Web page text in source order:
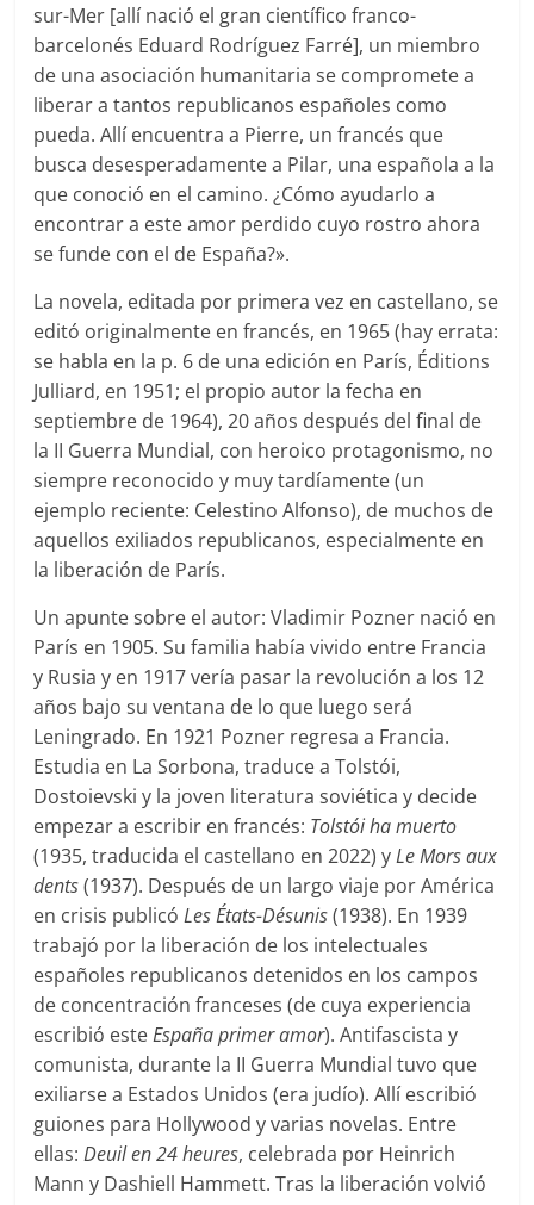
sur-Mer [allí nació el gran científico franco-
barcelonés Eduard Rodríguez Farré], un miembro
de una asociación humanitaria se compromete a
liberar a tantos republicanos españoles como
pueda. Allí encuentra a Pierre, un francés que
busca desesperadamente a Pilar, una española a la
que conoció en el camino. ¿Cómo ayudarlo a
encontrar a este amor perdido cuyo rostro ahora
se funde con el de España?».
La novela, editada por primera vez en castellano, se
editó originalmente en francés, en 1965 (hay errata:
se habla en la p. 6 de una edición en París, Éditions
Julliard, en 1951; el propio autor la fecha en
septiembre de 1964), 20 años después del final de
la II Guerra Mundial, con heroico protagonismo, no
siempre reconocido y muy tardíamente (un
ejemplo reciente: Celestino Alfonso), de muchos de
aquellos exiliados republicanos, especialmente en
la liberación de París.
Un apunte sobre el autor: Vladimir Pozner nació en
París en 1905. Su familia había vivido entre Francia
y Rusia y en 1917 vería pasar la revolución a los 12
años bajo su ventana de lo que luego será
Leningrado. En 1921 Pozner regresa a Francia.
Estudia en La Sorbona, traduce a Tolstói,
Dostoievski y la joven literatura soviética y decide
empezar a escribir en francés: Tolstói ha muerto
(1935, traducida el castellano en 2022) yLe Mors aux
dents(1937). Después de un largo viaje por América
en crisis publicóLes États-Désunis(1938). En 1939
trabajó por la liberación de los intelectuales
españoles republicanos detenidos en los campos
de concentración franceses (de cuya experiencia
escribió esteEspaña primer amor). Antifascista y
comunista, durante la II Guerra Mundial tuvo que
exiliarse a Estados Unidos (era judío). Allí escribió
guiones para Hollywood y varias novelas. Entre
ellas:Deuil en 24 heures, celebrada por Heinrich
Mann y Dashiell Hammett. Tras la liberación volvió